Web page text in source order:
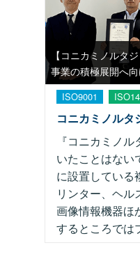
【コニカミノルタ
事業の積極展開へ
ISO9001
コニカミノルタ
『コニカミノ
いたことはない
に設置している
リンター、ヘル
画像情報機器ほ
するところで